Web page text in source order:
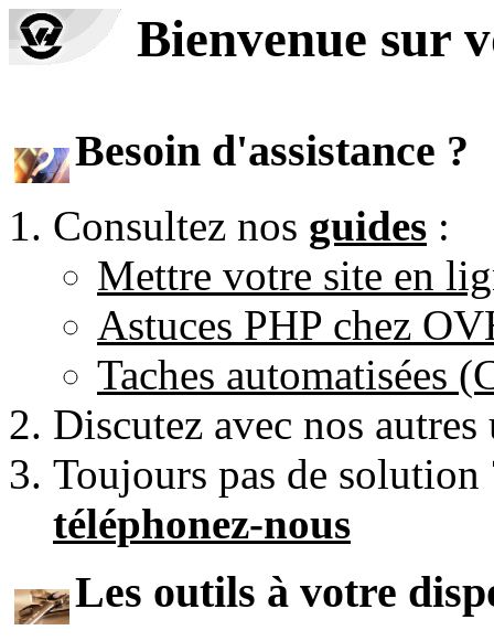
Bienvenue sur
Besoin d'assistance ?
Consultez nos guides :
Mettre votre site en
Astuces PHP chez
Taches automatisées
Discutez avec nos
Toujours pas de
téléphonez-nous
Les outils à votre